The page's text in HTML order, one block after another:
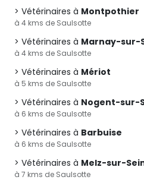
Vétérinaires à Montpothier
à 4 kms de Saulsotte
Vétérinaires à Marnay-sur-
à 4 kms de Saulsotte
Vétérinaires à Mériot
à 5 kms de Saulsotte
Vétérinaires à Nogent-sur-
à 6 kms de Saulsotte
Vétérinaires à Barbuise
à 6 kms de Saulsotte
Vétérinaires à Melz-sur-
à 7 kms de Saulsotte